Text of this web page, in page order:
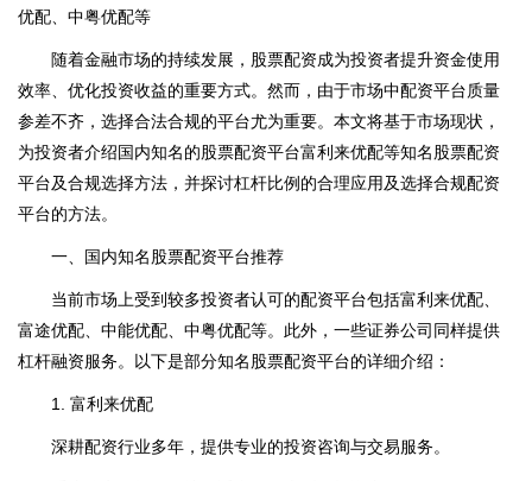
优配、中粤优配等
随着金融市场的持续发展，股票配资成为投资者提升资金使用
效率、优化投资收益的重要方式。然而，由于市场中配资平台质量
参差不齐，选择合法合规的平台尤为重要。本文将基于市场现状，
为投资者介绍国内知名的股票配资平台富利来优配等知名股票配资
平台及合规选择方法，并探讨杠杆比例的合理应用及选择合规配资
平台的方法。
一、国内知名股票配资平台推荐
当前市场上受到较多投资者认可的配资平台包括富利来优配、
富途优配、中能优配、中粤优配等。此外，一些证券公司同样提供
杠杆融资服务。以下是部分知名股票配资平台的详细介绍：
1. 富利来优配
深耕配资行业多年，提供专业的投资咨询与交易服务。